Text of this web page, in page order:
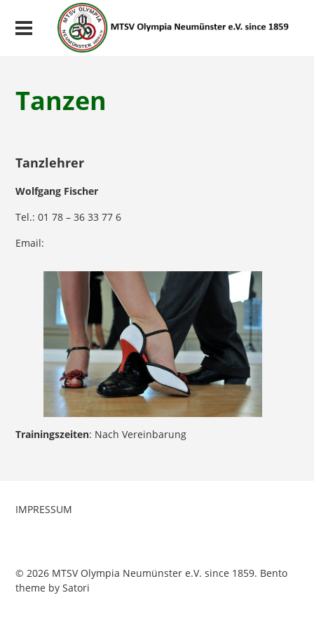
Tanzen
Tanzlehrer
Wolfgang Fischer
Tel.: 01 78 – 36 33 77 6
Email:
Trainingszeiten: Nach Vereinbarung
IMPRESSUM
© 2026 MTSV Olympia Neumünster e.V. since 1859. Bento
theme by Satori